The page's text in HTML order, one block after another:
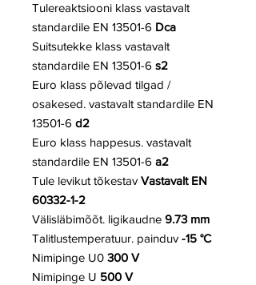
Tulereaktsiooni klass vastavalt
standardile EN 13501-6 Dca
Suitsutekke klass vastavalt
standardile EN 13501-6 s2
Euro klass põlevad tilgad /
osakesed. vastavalt standardile EN
13501-6 d2
Euro klass happesus. vastavalt
standardile EN 13501-6 a2
Tule levikut tõkestav Vastavalt EN
60332-1-2
Välisläbimõõt. ligikaudne 9.73 mm
Talitlustemperatuur. painduv -15 °C
Nimipinge U0 300 V
Nimipinge U 500 V